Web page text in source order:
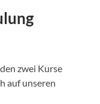
zwei Kurse
auf unseren